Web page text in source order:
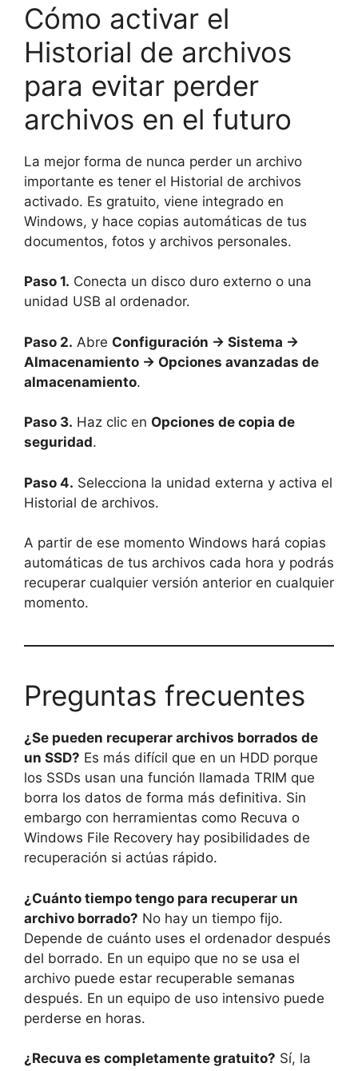
Cómo activar el
Historial de archivos
para evitar perder
archivos en el futuro
La mejor forma de nunca perder un archivo
importante es tener el Historial de archivos
activado. Es gratuito, viene integrado en
Windows, y hace copias automáticas de tus
documentos, fotos y archivos personales.
Paso 1. Conecta un disco duro externo o una
unidad USB al ordenador.
Paso 2. Abre Configuración → Sistema →
Almacenamiento → Opciones avanzadas de
almacenamiento.
Paso 3. Haz clic en Opciones de copia de
seguridad.
Paso 4. Selecciona la unidad externa y activa el
Historial de archivos.
A partir de ese momento Windows hará copias
automáticas de tus archivos cada hora y podrás
recuperar cualquier versión anterior en cualquier
momento.
Preguntas frecuentes
¿Se pueden recuperar archivos borrados de
un SSD? Es más difícil que en un HDD porque
los SSDs usan una función llamada TRIM que
borra los datos de forma más definitiva. Sin
embargo con herramientas como Recuva o
Windows File Recovery hay posibilidades de
recuperación si actúas rápido.
¿Cuánto tiempo tengo para recuperar un
archivo borrado? No hay un tiempo fijo.
Depende de cuánto uses el ordenador después
del borrado. En un equipo que no se usa el
archivo puede estar recuperable semanas
después. En un equipo de uso intensivo puede
perderse en horas.
¿Recuva es completamente gratuito? Sí, la